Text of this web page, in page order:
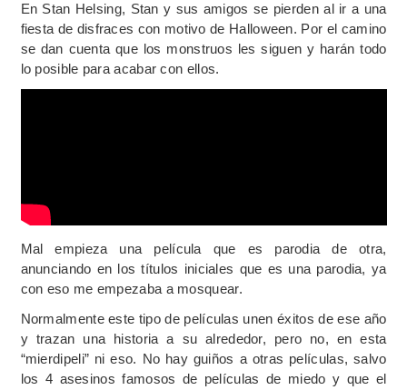
En Stan Helsing, Stan y sus amigos se pierden al ir a una
fiesta de disfraces con motivo de Halloween. Por el camino
se dan cuenta que los monstruos les siguen y harán todo
lo posible para acabar con ellos.
Mal empieza una película que es parodia de otra,
anunciando en los títulos iniciales que es una parodia, ya
con eso me empezaba a mosquear.
Normalmente este tipo de películas unen éxitos de ese año
y trazan una historia a su alrededor, pero no, en esta
“mierdipeli” ni eso. No hay guiños a otras películas, salvo
los 4 asesinos famosos de películas de miedo y que el